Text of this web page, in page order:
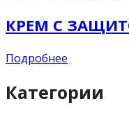
КРЕМ С
Подробнее
Категории